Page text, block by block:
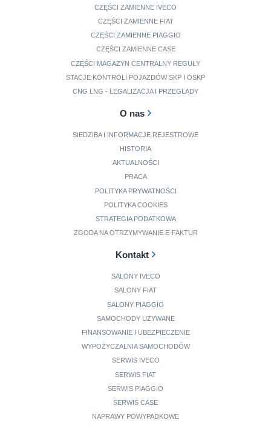
CZĘŚCI ZAMIENNE IVECO
CZĘŚCI ZAMIENNE FIAT
CZĘŚCI ZAMIENNE PIAGGIO
CZĘŚCI ZAMIENNE CASE
CZĘŚCI MAGAZYN CENTRALNY REGUŁY
STACJE KONTROLI POJAZDÓW SKP I OSKP
CNG LNG - LEGALIZACJA I PRZEGLĄDY
O nas
SIEDZIBA I INFORMACJE REJESTROWE
HISTORIA
AKTUALNOŚCI
PRACA
POLITYKA PRYWATNOŚCI
POLITYKA COOKIES
STRATEGIA PODATKOWA
ZGODA NA OTRZYMYWANIE E-FAKTUR
Kontakt
SALONY IVECO
SALONY FIAT
SALONY PIAGGIO
SAMOCHODY UŻYWANE
FINANSOWANIE I UBEZPIECZENIE
WYPOŻYCZALNIA SAMOCHODÓW
SERWIS IVECO
SERWIS FIAT
SERWIS PIAGGIO
SERWIS CASE
NAPRAWY POWYPADKOWE